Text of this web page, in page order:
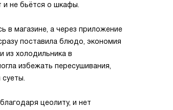
и не бьётся о шкафы.
в магазине, а через приложение
поставила блюдо, экономия
из холодильника в
избежать пересушивания,
цеолиту, и нет